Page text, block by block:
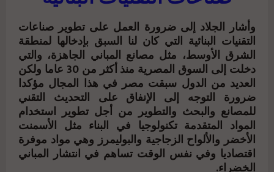
وأشار الجلاد إلى ضرورة العمل على تطوير صناعات
التقنيات البنائية التي كان لنا السبق بإدخالها لمنطقة
الشرق الأوسط، مثل مصانع المباني الجاهزة، والتي
دخلت إلى السوق المصرية منذ أكثر من 30 عاما ولكن
العديد من الدول سبقت مصر في هذا المجال مؤكدا
ضرورة التوجه إلى الإنفاق على التحديث التقني
للمصانع والبحث والتطوير من أجل تطوير استخدام
المواد المتقدمة تكنولوجيا في البناء مثل الأسمنت
الأخضر والألواح الزجاجية والبوليمرز وهي مواد موفرة
اقتصاديا وفي نفس الوقت تساهم في انتشار المباني
الخضراء.